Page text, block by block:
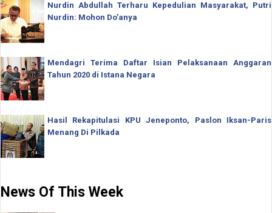
Nurdin Abdullah Terharu Kepedulian Masyarakat, Putri
Nurdin: Mohon Do'anya
Mendagri Terima Daftar Isian Pelaksanaan Anggaran
Tahun 2020 di Istana Negara
Hasil Rekapitulasi KPU Jeneponto, Paslon Iksan-Paris
Menang Di Pilkada
News Of This Week